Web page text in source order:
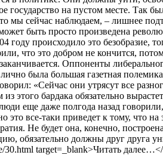
государство на пустом месте. Так
мы сейчас наблюдаем, – лишнее
быть просто произведена
году происходило это безобразие,
что это добром не кончится,
Оппоненты
была большая газетная
«Сейчас они утрясут все
этого бардака обязательно
еще даже полгода назад говорили,
это все-таки приведет к тому, что на
Не будет она, конечно,
обязательно должны друг друга
30.html target=_blank>Читать